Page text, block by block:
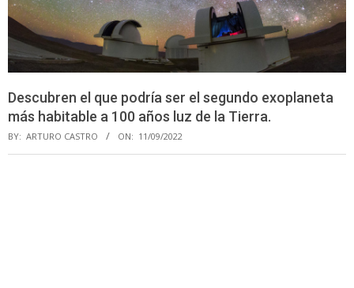
Descubren el que podría ser el segundo exoplaneta
más habitable a 100 años luz de la Tierra.
BY: ARTURO CASTRO ON: 11/09/2022